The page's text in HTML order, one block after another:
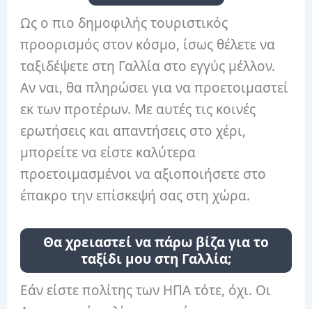
Ως ο πιο δημοφιλής τουριστικός
προορισμός στον κόσμο, ίσως θέλετε να
ταξιδέψετε στη Γαλλία στο εγγύς μέλλον.
Αν ναι, θα πληρώσει για να προετοιμαστεί
εκ των προτέρων. Με αυτές τις κοινές
ερωτήσεις και απαντήσεις στο χέρι,
μπορείτε να είστε καλύτερα
προετοιμασμένοι να αξιοποιήσετε στο
έπακρο την επίσκεψή σας στη χώρα.
Θα χρειαστεί να πάρω βίζα για το
ταξίδι μου στη Γαλλία;
Εάν είστε πολίτης των ΗΠΑ τότε, όχι. Οι